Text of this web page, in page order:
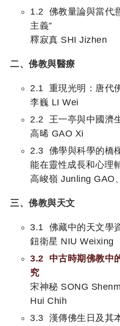
1.2 佛教量論與當代
主義”
釋寂真 SHI Jizhen
二、佛教與醫療
2.1 重現光明：唐代
李巍 LI Wei
2.2 王一亭與中國濟
高晞 GAO Xi
2.3 佛學與科學的橋
能在靈性成長和心理
高峻嶺 Junling GAO
三、佛教與天文
3.1 佛藏中的天文學
鈕衛星 NIU Weixing
3.2 中古時期佛教中
究
宋神秘 SONG
Hui Chih
3.3 漢傳佛生日及其